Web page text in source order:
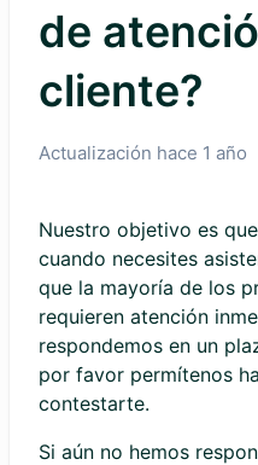
de
cliente?
Actualización hace 1 año
Nuestro objetivo es
cuando necesites
que la mayoría de los
requieren atención
respondemos en un
por favor permítenos
contestarte.
Si aún no hemos